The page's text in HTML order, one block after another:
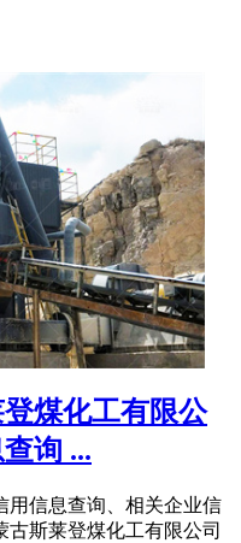
煤化工有限公
询 ...
用信息查询、相关企业信
斯莱登煤化工有限公司